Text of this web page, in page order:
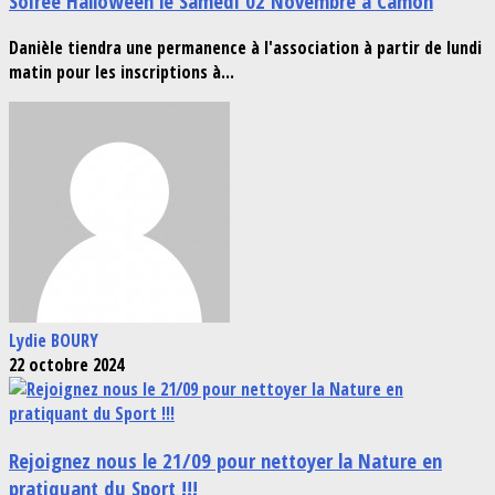
Danièle tiendra une permanence à l'association à partir de lundi
matin pour les inscriptions à...
Lydie BOURY
22 octobre 2024
Rejoignez nous le 21/09 pour nettoyer la Nature en
pratiquant du Sport !!!